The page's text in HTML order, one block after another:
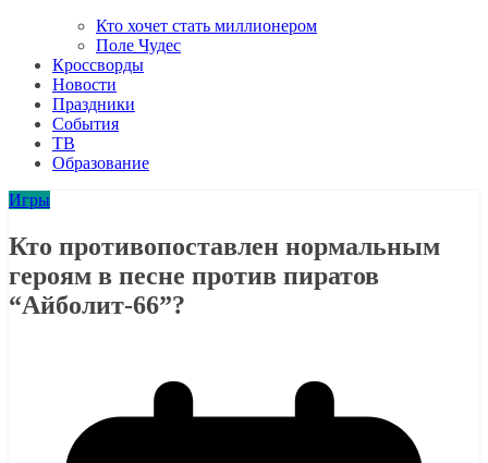
Кто хочет стать миллионером
Поле Чудес
Кроссворды
Новости
Праздники
События
ТВ
Образование
Игры
Кто противопоставлен нормальным
героям в песне против пиратов
“Айболит-66”?